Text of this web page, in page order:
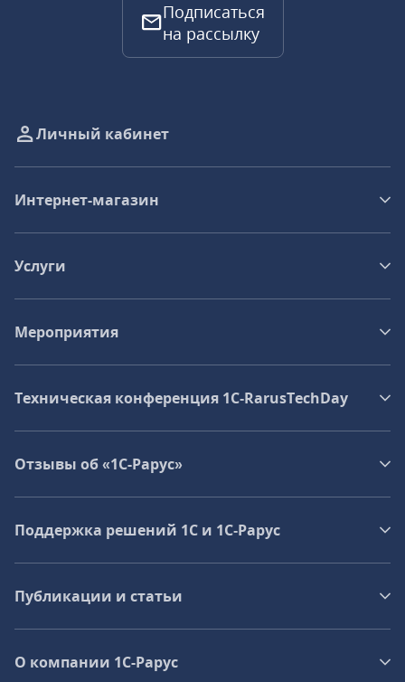
Подписаться
на рассылку
Личный кабинет
Интернет-магазин
Услуги
Мероприятия
Техническая конференция 1C‑RarusTechDay
Отзывы об «1С-Рарус»
Поддержка решений 1С и 1С‑Рарус
Публикации и статьи
О компании 1C-Рарус